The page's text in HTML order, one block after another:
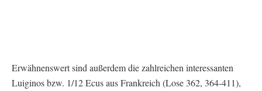
Erwähnenswert sind außerdem die zahlreichen interessanten
Luiginos bzw. 1/12 Ecus aus Frankreich (Lose 362, 364-411),